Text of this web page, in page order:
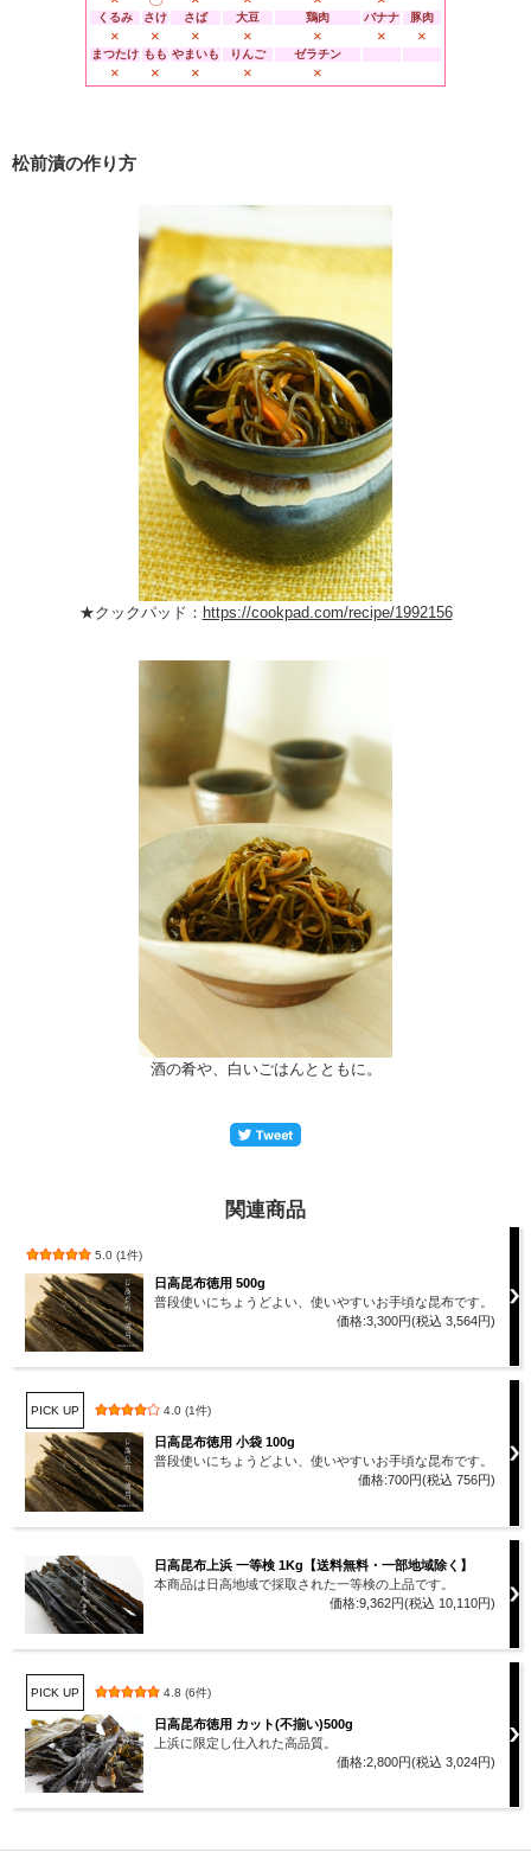
くるみ さけ さば 大豆 鶏肉 バナナ 豚肉
× × × × × × ×
まつたけ もも やまいも りんご ゼラチン
× × × × ×
松前漬の作り方
★クックパッド： https://cookpad.com/recipe/1992156
酒の肴や、白いごはんとともに。
関連商品
5.0 (1件)
日高昆布徳用 500g
普段使いにちょうどよい、使いやすいお手頃な昆布です。
価格:3,300円(税込 3,564円)
PICK UP 4.0 (1件)
日高昆布徳用 小袋 100g
普段使いにちょうどよい、使いやすいお手頃な昆布です。
価格:700円(税込 756円)
日高昆布上浜 一等検 1Kg【送料無料・一部地域除く】
本商品は日高地域で採取された一等検の上品です。
価格:9,362円(税込 10,110円)
PICK UP 4.8 (6件)
日高昆布徳用 カット(不揃い)500g
上浜に限定し仕入れた高品質。
価格:2,800円(税込 3,024円)